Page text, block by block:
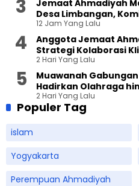
Jemaat Ahmadiyah
Desa Limbangan,
12 Jam Yang Lalu
Anggota Jemaat
Strategi Kolaborasi
2 Hari Yang Lalu
Muawanah
Hadirkan Olahraga
Sampah
2 Hari Yang Lalu
Populer Tag
islam
Yogyakarta
Perempuan Ahmadiyah